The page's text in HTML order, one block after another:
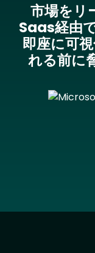
市場をリ
Saas経由
即座に可
れる前に